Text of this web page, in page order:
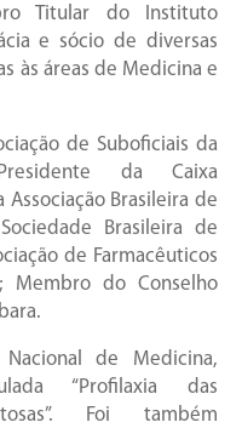
Titular do Instituto
e sócio de diversas
às áreas de Medicina e
de Suboficiais da
da Caixa
Brasileira de
Brasileira de
de Farmacêuticos
Membro do Conselho
de Medicina,
“Profilaxia das
Foi também